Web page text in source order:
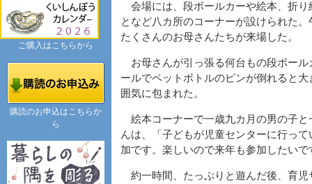
会場には、段ボールカーや絵本、折り
となど八カ所のコーナーが設けられた
たくさんのお母さんたちが来場した。
お母さんが引っ張る何台もの段ボール
ールでペットボトルのピンが倒れると
囲気に包まれた。
絵本コーナーで一歳九カ月の男の子と
んは、「子どもが児童センターに行っ
加です。楽しいので来年も参加したい
約一時間、たっぷりと遊んだ後、育
ご購入はこちらから
購読のお申込はこちらか
ら